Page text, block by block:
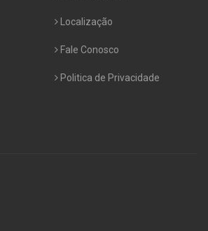
Localização
Fale Conosco
Politica de Privacidade